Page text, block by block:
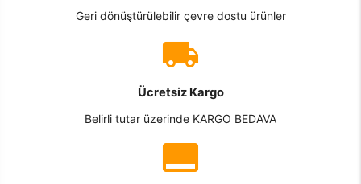
Geri dönüştürülebilir çevre dostu ürünler
Ücretsiz Kargo
Belirli tutar üzerinde KARGO BEDAVA